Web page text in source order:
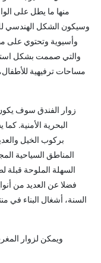
منها ما يطل على
وسيكون الشكل الهندسي
وأسيوية وتحتوي على
والتي صممت بشكل
مساحات ترفيهية
زوار الفندق سوف
البحرية الأمنية.
بركوب الخيل
المناطق السياحية
ويمكن لزوار